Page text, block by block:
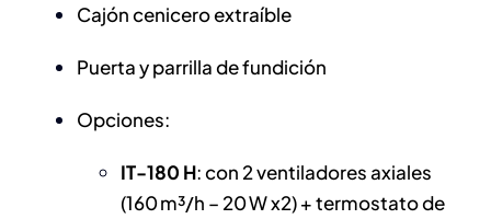
Cajón cenicero extraíble
Puerta y parrilla de fundición
Opciones:
IT-180 H: con 2 ventiladores axiales
(160 m³/h – 20 W x2) + termostato de